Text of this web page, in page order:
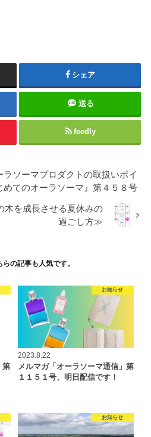
シェア
送る
feedly
ソーマプロダクトの取扱いポイ
てのオーラソーマ』第４５８号
を成長させる夏休みの
過ごし方≫
らの記事も人気です。
第
お知らせ
2023.8.22
メルマガ「オーラソーマ通信」第
１１５１号、明日配信です！
お知らせ